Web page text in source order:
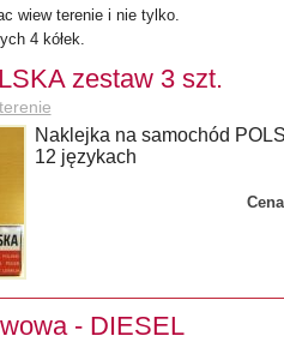
wiew terenie i nie tylko.
4 kółek.
zestaw 3 szt.
Naklejka na samochód
12 językach
- DIESEL